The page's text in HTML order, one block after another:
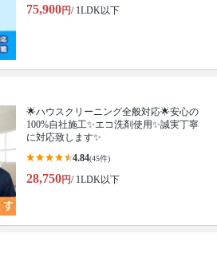
75,900円/ 1LDK以下
🌟ハウスクリーニング全般対応🌟安心の
100%自社施工✨エコ洗剤使用✨誠実丁寧
に対応致します✨
4.84(45件)
28,750円/ 1LDK以下